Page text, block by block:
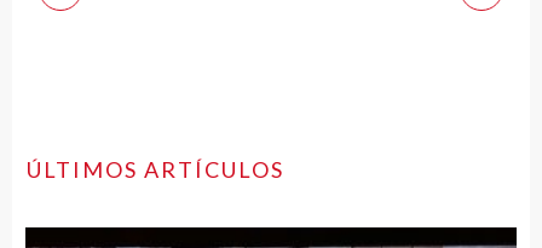
ÚLTIMOS ARTÍCULOS